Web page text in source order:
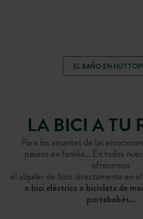
BAÑO
¡Descubre los placeres del
BAÑOS
En ciertos destinos, disfruta de
EL BAÑO EN
LA BICI A TU
Para los amantes de las
paseos en familia… En todos
ofrecemos
el alquiler de bicis directamente en
o bici eléctrica o bicicleta de
portabebés…